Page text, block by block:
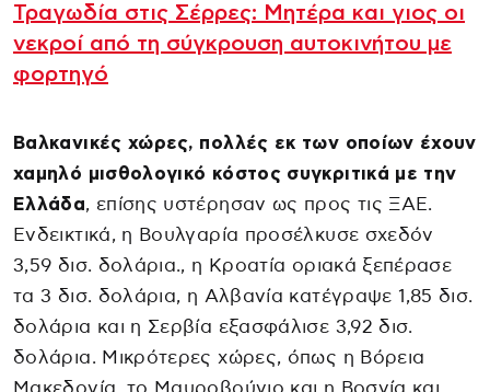
Τραγωδία στις Σέρρες: Μητέρα και γιος οι
νεκροί από τη σύγκρουση αυτοκινήτου με
φορτηγό
Βαλκανικές χώρες, πολλές εκ των οποίων έχουν
χαμηλό μισθολογικό κόστος συγκριτικά με την
Ελλάδα, επίσης υστέρησαν ως προς τις ΞΑΕ.
Ενδεικτικά, η Βουλγαρία προσέλκυσε σχεδόν
3,59 δισ. δολάρια., η Κροατία οριακά ξεπέρασε
τα 3 δισ. δολάρια, η Αλβανία κατέγραψε 1,85 δισ.
δολάρια και η Σερβία εξασφάλισε 3,92 δισ.
δολάρια. Μικρότερες χώρες, όπως η Βόρεια
Μακεδονία, το Μαυροβούνιο και η Βοσνία και